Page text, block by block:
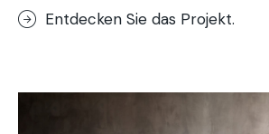
Entdecken Sie das Projekt.